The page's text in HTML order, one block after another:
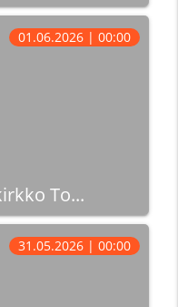
To...
01.06.2026 | 00:00
31.05.2026 | 00:00